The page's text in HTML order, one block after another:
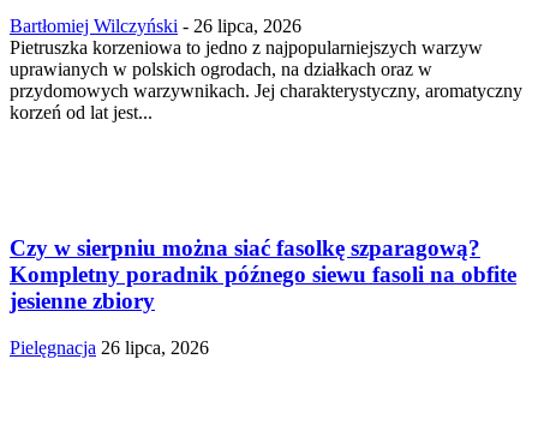
Bartłomiej Wilczyński - 26 lipca, 2026
Pietruszka korzeniowa to jedno z najpopularniejszych warzyw
uprawianych w polskich ogrodach, na działkach oraz w
przydomowych warzywnikach. Jej charakterystyczny, aromatyczny
korzeń od lat jest...
Czy w sierpniu można siać fasolkę szparagową?
Kompletny poradnik późnego siewu fasoli na obfite
jesienne zbiory
Pielęgnacja 26 lipca, 2026